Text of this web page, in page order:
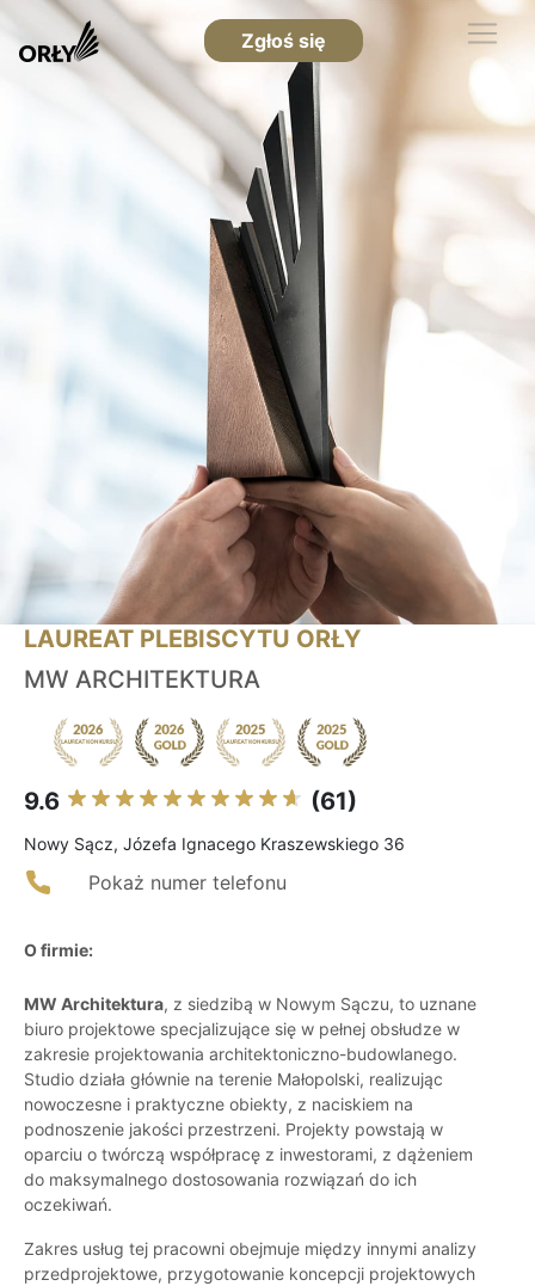
Zgłoś się
LAUREAT PLEBISCYTU ORŁY
MW ARCHITEKTURA
9.6 (61)
Nowy Sącz, Józefa Ignacego Kraszewskiego 36
Pokaż numer telefonu
O firmie:
MW Architektura, z siedzibą w Nowym Sączu, to uznane
biuro projektowe specjalizujące się w pełnej obsłudze w
zakresie projektowania architektoniczno-budowlanego.
Studio działa głównie na terenie Małopolski, realizując
nowoczesne i praktyczne obiekty, z naciskiem na
podnoszenie jakości przestrzeni. Projekty powstają w
oparciu o twórczą współpracę z inwestorami, z dążeniem
do maksymalnego dostosowania rozwiązań do ich
oczekiwań.
Zakres usług tej pracowni obejmuje między innymi analizy
przedprojektowe, przygotowanie koncepcji projektowych